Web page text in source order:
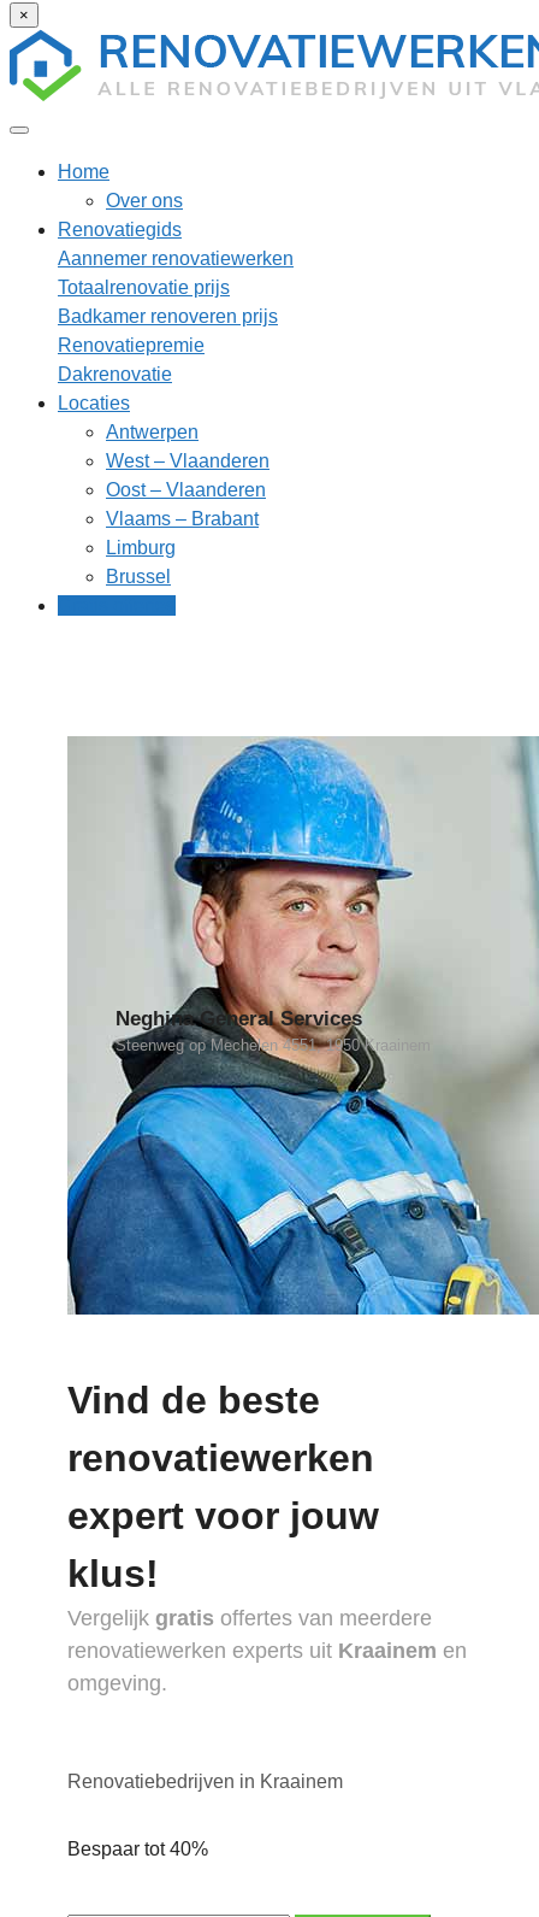
×
Home
Over ons
Renovatiegids
Aannemer renovatiewerken
Totaalrenovatie prijs
Badkamer renoveren prijs
Renovatiepremie
Dakrenovatie
Locaties
Antwerpen
West – Vlaanderen
Oost – Vlaanderen
Vlaams – Brabant
Limburg
Brussel
Neghina General Services
Steenweg op Mechelen 4551, 1950 Kraainem
Vind de beste
renovatiewerken
expert voor jouw
klus!
Vergelijk gratis offertes van meerdere
renovatiewerken experts uit Kraainem en
omgeving.
Renovatiebedrijven in Kraainem
Bespaar tot 40%